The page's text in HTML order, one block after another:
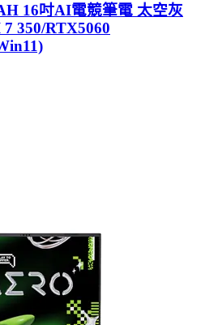
16吋AI電競筆電 太空灰
350/RTX5060